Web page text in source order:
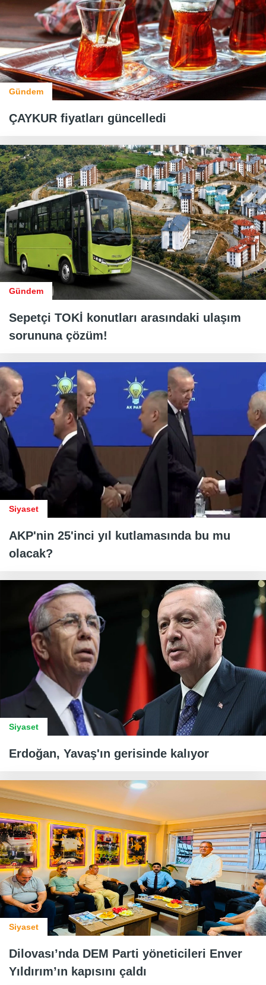
Gündem
ÇAYKUR fiyatları güncelledi
Gündem
Sepetçi TOKİ konutları arasındaki ulaşım
sorununa çözüm!
Siyaset
AKP'nin 25'inci yıl kutlamasında bu mu
olacak?
Siyaset
Erdoğan, Yavaş'ın gerisinde kalıyor
Siyaset
Dilovası’nda DEM Parti yöneticileri Enver
Yıldırım’ın kapısını çaldı